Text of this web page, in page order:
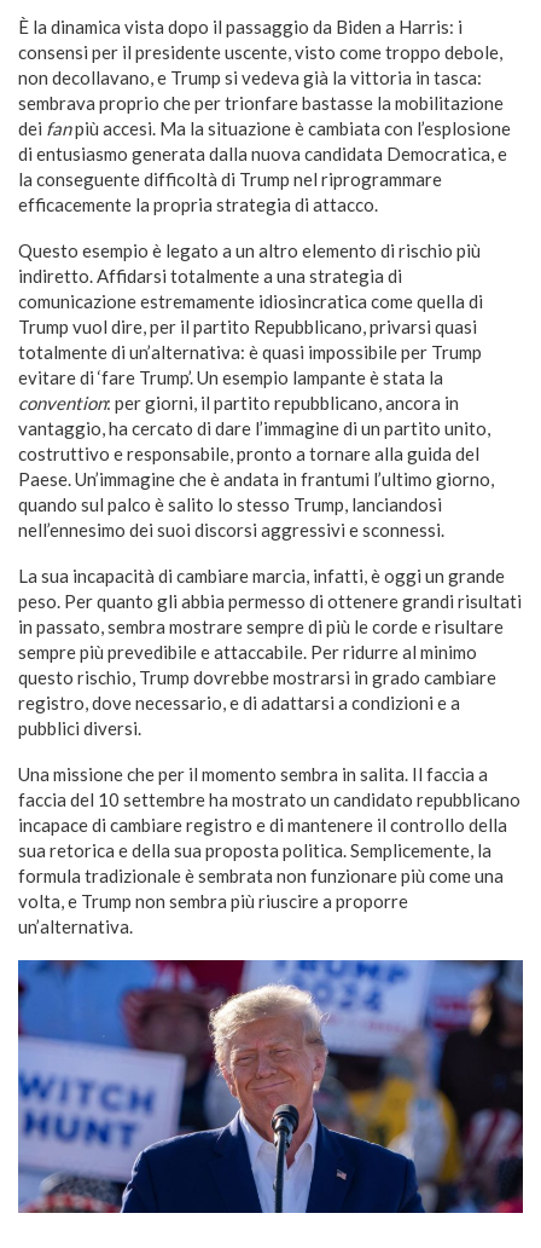
È la dinamica vista dopo il passaggio da Biden a Harris: i
consensi per il presidente uscente, visto come troppo debole,
non decollavano, e Trump si vedeva già la vittoria in tasca:
sembrava proprio che per trionfare bastasse la mobilitazione
dei fanpiù accesi. Ma la situazione è cambiata con l’esplosione
di entusiasmo generata dalla nuova candidata Democratica, e
la conseguente difficoltà di Trump nel riprogrammare
efficacemente la propria strategia di attacco.
Questo esempio è legato a un altro elemento di rischio più
indiretto. Affidarsi totalmente a una strategia di
comunicazione estremamente idiosincratica come quella di
Trump vuol dire, per il partito Repubblicano, privarsi quasi
totalmente di un’alternativa: è quasi impossibile per Trump
evitare di ‘fare Trump’. Un esempio lampante è stata la
convention: per giorni, il partito repubblicano, ancora in
vantaggio, ha cercato di dare l’immagine di un partito unito,
costruttivo e responsabile, pronto a tornare alla guida del
Paese. Un’immagine che è andata in frantumi l’ultimo giorno,
quando sul palco è salito lo stesso Trump, lanciandosi
nell’ennesimo dei suoi discorsi aggressivi e sconnessi.
La sua incapacità di cambiare marcia, infatti, è oggi un grande
peso. Per quanto gli abbia permesso di ottenere grandi risultati
in passato, sembra mostrare sempre di più le corde e risultare
sempre più prevedibile e attaccabile. Per ridurre al minimo
questo rischio, Trump dovrebbe mostrarsi in grado cambiare
registro, dove necessario, e di adattarsi a condizioni e a
pubblici diversi.
Una missione che per il momento sembra in salita. Il faccia a
faccia del 10 settembre ha mostrato un candidato repubblicano
incapace di cambiare registro e di mantenere il controllo della
sua retorica e della sua proposta politica. Semplicemente, la
formula tradizionale è sembrata non funzionare più come una
volta, e Trump non sembra più riuscire a proporre
un’alternativa.